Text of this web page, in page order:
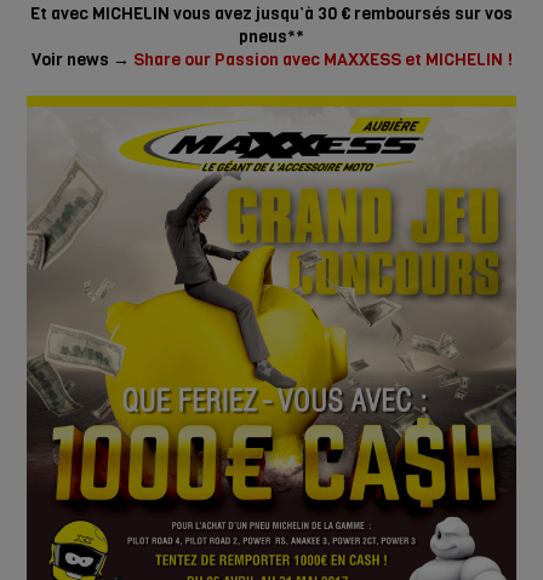
Et avec MICHELIN vous avez jusqu’à 30 € remboursés sur vos
pneus**
Voir news → Share our Passion avec MAXXESS et MICHELIN !